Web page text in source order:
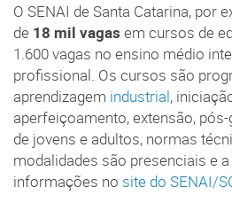
O SENAI de Santa Catarina, por
de 18 mil vagas em cursos de
1.600 vagas no ensino médio
profissional. Os cursos são
aprendizagem industrial,
aperfeiçoamento, extensão,
de jovens e adultos, normas
modalidades são presenciais e
informações no site do SENAI/